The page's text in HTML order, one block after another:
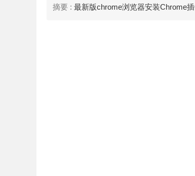
摘要 : 最新版chrome浏览器安装Chrome